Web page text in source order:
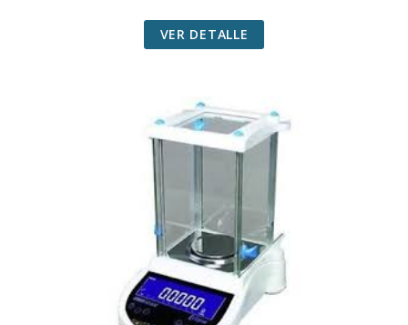
VER DETALLE